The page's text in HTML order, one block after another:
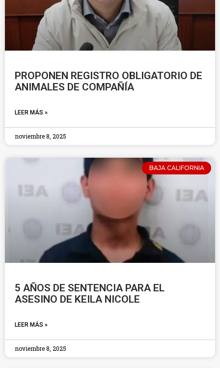
PROPONEN REGISTRO OBLIGATORIO DE
ANIMALES DE COMPAÑÍA
LEER MÁS »
noviembre 8, 2025
BAJA CALIFORNIA
5 AÑOS DE SENTENCIA PARA EL
ASESINO DE KEILA NICOLE
LEER MÁS »
noviembre 8, 2025